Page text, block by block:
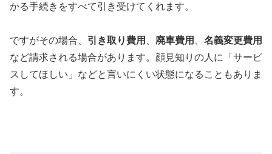
かる手続きをすべて引き受けてくれます。
ですがその場合、 引き取り費用 、 廃車費用 、 名義変更費用
など請求される場合があります。顔見知りの人に「サービ
スしてほしい」などと言いにくい状態になることもありま
す。